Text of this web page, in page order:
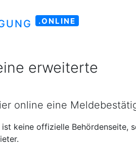
.ONLINE
erweiterte
online eine
keine offizielle Behördenseite,